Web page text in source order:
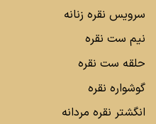
سرویس نقره زنانه
نیم ست نقره
حلقه ست نقره
گوشواره نقره
انگشتر نقره مردانه